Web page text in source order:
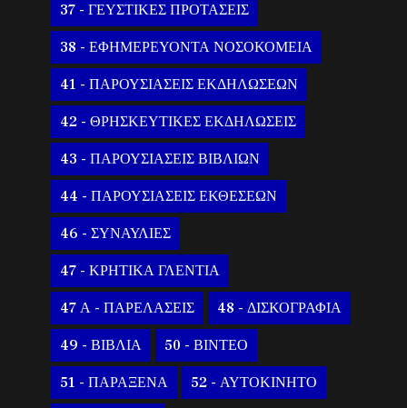
37 - ΓΕΥΣΤΙΚΕΣ ΠΡΟΤΑΣΕΙΣ
38 - ΕΦΗΜΕΡΕΥΟΝΤΑ ΝΟΣΟΚΟΜΕΙΑ
41 - ΠΑΡΟΥΣΙΑΣΕΙΣ ΕΚΔΗΛΩΣΕΩΝ
42 - ΘΡΗΣΚΕΥΤΙΚΕΣ ΕΚΔΗΛΩΣΕΙΣ
43 - ΠΑΡΟΥΣΙΑΣΕΙΣ ΒΙΒΛΙΩΝ
44 - ΠΑΡΟΥΣΙΑΣΕΙΣ ΕΚΘΕΣΕΩΝ
46 - ΣΥΝΑΥΛΙΕΣ
47 - ΚΡΗΤΙΚΑ ΓΛΕΝΤΙΑ
47 Α - ΠΑΡΕΛΑΣΕΙΣ 48 - ΔΙΣΚΟΓΡΑΦΙΑ
49 - ΒΙΒΛΙΑ 50 - ΒΙΝΤΕΟ
51 - ΠΑΡΑΞΕΝΑ 52 - ΑΥΤΟΚΙΝΗΤΟ